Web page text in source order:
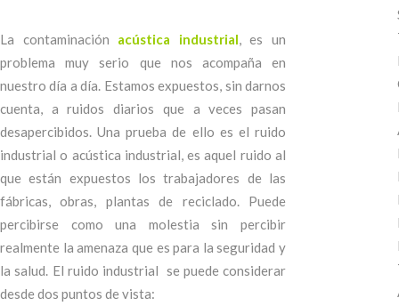
La contaminación acústica industrial, es un
problema muy serio que nos acompaña en
nuestro día a día. Estamos expuestos, sin darnos
cuenta, a ruidos diarios que a veces pasan
desapercibidos. Una prueba de ello es el ruido
industrial o acústica industrial, es aquel ruido al
que están expuestos los trabajadores de las
fábricas, obras, plantas de reciclado. Puede
percibirse como una molestia sin percibir
realmente la amenaza que es para la seguridad y
la salud. El ruido industrial se puede considerar
desde dos puntos de vista: